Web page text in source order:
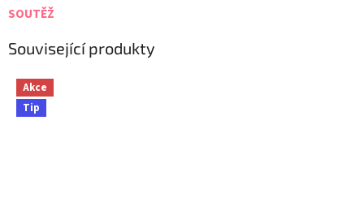
SOUTĚŽ
Související produkty
Akce
Tip